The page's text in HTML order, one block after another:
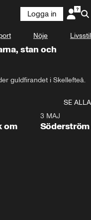
Logga in
Nöje Livsstil
stan och
guldfirandet i Skellefteå.
SE ALLA
om
3 MAJ